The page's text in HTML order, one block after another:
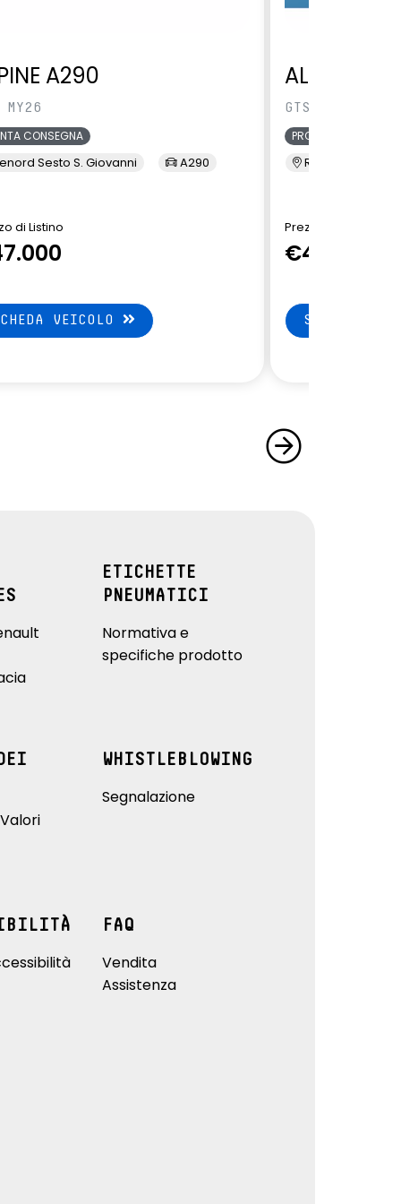
A290
MY26
CONSEGNA
Sesto S. Giovanni A290
di Listino
VEICOLO
ALPINE
GTS MY26
PRONTA CONSEGNA
Renord Sesto S.
Prezzo di Listino
€47.350
SCHEDA
ETICHETTE
PNEUMATICI
Normativa e
specifiche prodotto
WHISTLEBLOWING
Segnalazione
FAQ
Vendita
Assistenza